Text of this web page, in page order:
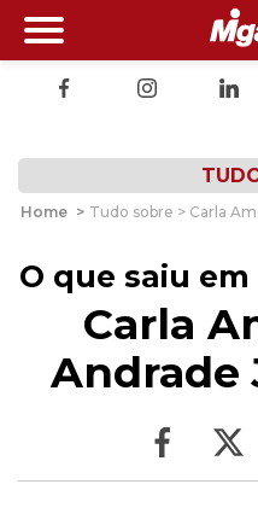
Home > Tudo sobre > Carla
O que saiu
Carla
Andrade